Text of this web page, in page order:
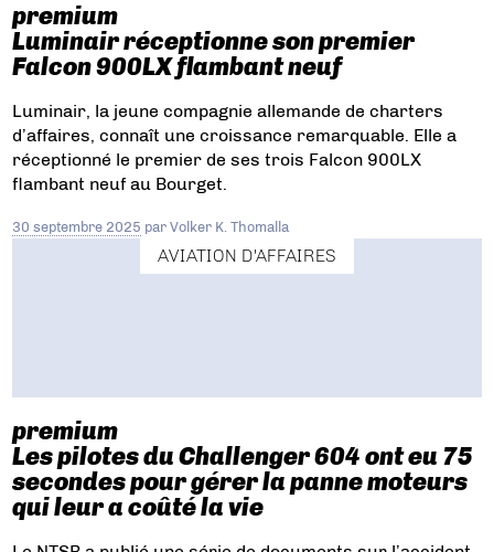
premium
Luminair réceptionne son premier
Falcon 900LX flambant neuf
Luminair, la jeune compagnie allemande de charters
d’affaires, connaît une croissance remarquable. Elle a
réceptionné le premier de ses trois Falcon 900LX
flambant neuf au Bourget.
30 septembre 2025 parVolker K. Thomalla
AVIATION D'AFFAIRES
premium
Les pilotes du Challenger 604 ont eu 75
secondes pour gérer la panne moteurs
qui leur a coûté la vie